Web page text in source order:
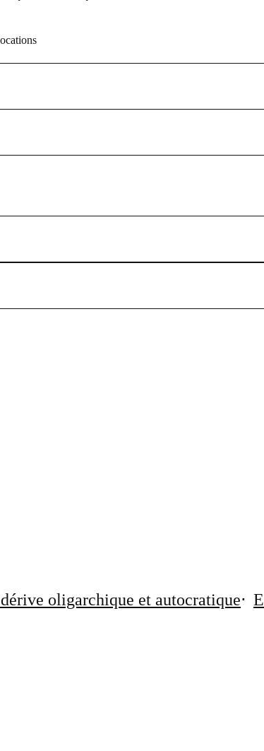
oligarchique et autocratique